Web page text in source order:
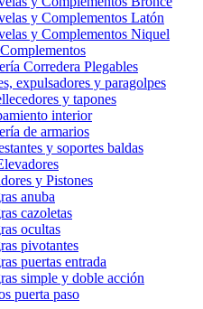
y Complementos Latón
y Complementos Niquel
Corredera Plegables
expulsadores y paragolpes
y tapones
interior
de armarios
y soportes baldas
y Pistones
anuba
cazoletas
ocultas
pivotantes
puertas entrada
simple y doble acción
puerta paso